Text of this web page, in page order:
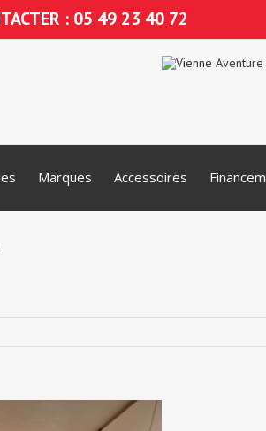
: 05 49 23 40 72
Marques Accessoires